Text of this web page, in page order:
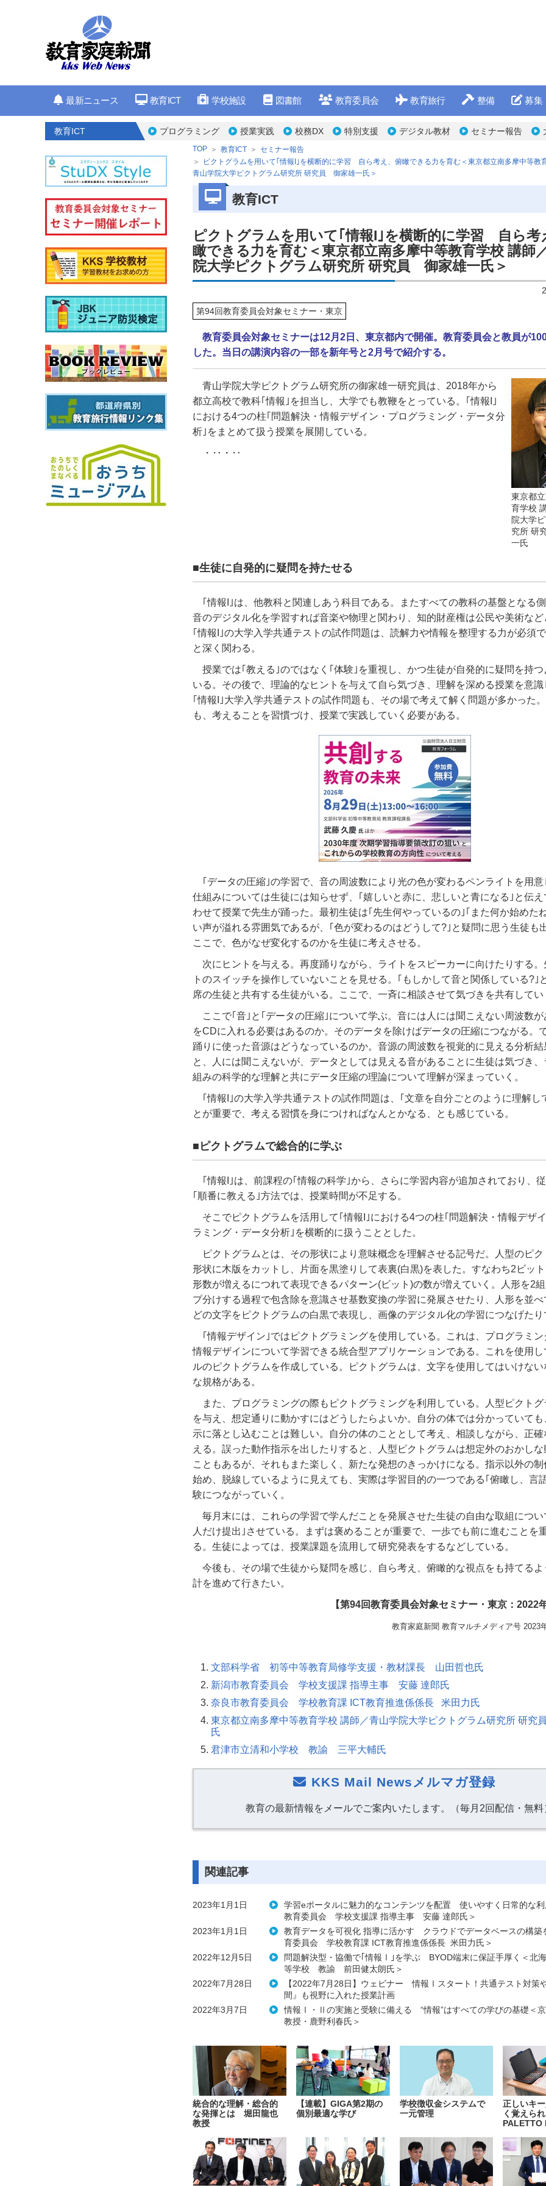
最新ニュース 教育ICT 学校施設 図書館 教育委員会 教育旅行 整備 募集
教育ICT プログラミング 授業実践 校務DX 特別支援 デジタル教材 セミナー報告
TOP 教育ICT
セミナー報告
ピクトグラムを用いて｢情報I｣を横断的に学習 自ら考え、俯瞰できる力を育む＜東京都立南多摩中等教
青山学院大学ピクトグラム研究所 研究員 御家雄一氏＞
教育ICT
ピクトグラムを用いて｢情報I｣を横断的に学習 自ら考
瞰できる力を育む＜東京都立南多摩中等教育学校 講師
院大学ピクトグラム研究所 研究員 御家雄一氏＞
第94回教育委員会対象セミナー・東京
教育委員会対象セミナーは12月2日、東京都内で開催。教育委員会と教員が
した。当日の講演内容の一部を新年号と2月号で紹介する。
東京都
育学校
院大学
究所 研
一氏
青山学院大学ピクトグラム研究所の御家雄一研究員は、 2018年から
都立高校で教科｢情報｣を担当し、大学でも教鞭をとっている。｢情報 ｣
における4つの柱｢問題解決・情報デザイン・プログラミング・データ分
析｣をまとめて扱う授業を展開している。
・‥・‥
■生徒に自発的に疑問を持たせる
｢情報 ｣は、他教科と関連しあう科目である。またすべての教科の基盤となる
音のデジタル化を学習すれば音楽や物理と関わり、知的財産権は公民や美術な
｢情報 ｣の大学入学共通テストの試作問題は、読解力や情報を整理する力が必須
と深く関わる。
授業では｢教える｣のではなく｢体験｣を重視し、かつ生徒が自発的に疑問を持
いる。その後で、理論的なヒントを与えて自ら気づき、理解を深める授業を意
｢情報 ｣大学入学共通テストの試作問題も、その場で考えて解く問題が多かった
も、考えることを習慣づけ、授業で実践していく必要がある。
｢データの圧縮｣の学習で、音の周波数により光の色が変わるペンライトを用
仕組みについては生徒には知らせず、｢嬉しいと赤に、悲しいと青になる｣と伝
わせて授業で先生が踊った。最初生徒は｢先生何やっているの｣｢また何か始めた
い声が溢れる雰囲気であるが、｢色が変わるのはどうして? ｣と疑問に思う生徒も
ここで、色がなぜ変化するのかを生徒に考えさせる。
次にヒントを与える。再度踊りながら、ライトをスピーカーに向けたりする
トのスイッチを操作していないことを見せる。｢もしかして音と関係している? ｣
席の生徒と共有する生徒がいる。ここで、一斉に相談させて気づきを共有してい
ここで｢音｣と｢データの圧縮｣について学ぶ。音には人には聞こえない周波数
をCDに入れる必要はあるのか。そのデータを除けばデータの圧縮につながる。
踊りに使った音源はどうなっているのか。音源の周波数を視覚的に見える分析
と、人には聞こえないが、データとしては見える音があることに生徒は気づき
組みの科学的な理解と共にデータ圧縮の理論について理解が深まっていく。
｢情報 ｣の大学入学共通テストの試作問題は、｢文章を自分ごとのように理解し
とが重要で、考える習慣を身につければなんとかなる、とも感じている。
■ピクトグラムで総合的に学ぶ
｢情報 ｣は、前課程の｢情報の科学｣から、さらに学習内容が追加されており、
｢順番に教える｣方法では、授業時間が不足する。
そこでピクトグラムを活用して｢情報 ｣における4つの柱｢問題解決・情報デザ
ラミング・データ分析｣を横断的に扱うこととした。
ピクトグラムとは、その形状により意味概念を理解させる記号だ。人型のピ
形状に木版をカットし、片面を黒塗りして表裏(白黒)を表した。すなわち2 ビッ
形数が増えるにつれて表現できるパターン(ビット )の数が増えていく。人形を2
プ分けする過程で包含除を意識させ基数変換の学習に発展させたり、人形を並べ
どの文字をピクトグラムの白黒で表現し、画像のデジタル化の学習につなげた
｢情報デザイン｣ではピクトグラミングを使用している。これは、プログラミ
情報デザインについて学習できる統合型アプリケーションである。これを使用
ルのピクトグラムを作成している。ピクトグラムは、文字を使用してはいけな
な規格がある。
また、プログラミングの際もピクトグラミングを利用している。人型ピクト
を与え、想定通りに動かすにはどうしたらよいか。自分の体では分かっていて
示に落とし込むことは難しい。自分の体のこととして考え、相談しながら、正
える。誤った動作指示を出したりすると、人型ピクトグラムは想定外のおかし
こともあるが、それもまた楽しく、新たな発想のきっかけになる。指示以外の
始め、脱線しているように見えても、実際は学習目的の一つである｢俯瞰し、言
験につながっていく。
毎月末には、これらの学習で学んだことを発展させた生徒の自由な取組につい
人だけ提出｣させている。まずは褒めることが重要で、一歩でも前に進むことを
る。生徒によっては、授業課題を流用して研究発表をするなどしている。
今後も、その場で生徒から疑問を感じ、自ら考え、俯瞰的な視点をも持てる
計を進めて行きたい。
【第94回教育委員会対象セミナー・東京：2022
教育家庭新聞 教育マルチメディア号 2023
文部科学省 初等中等教育局修学支援・教材課長 山田哲也氏
新潟市教育委員会 学校支援課 指導主事 安藤 達郎氏
奈良市教育委員会 学校教育課 ICT教育推進係係長
米田力氏
東京都立南多摩中等教育学校 講師／青山学院大学ピクトグラム研究所 研
氏
君津市立清和小学校 教諭 三平大輔氏
KKS Mail Newsメルマガ登録
教育の最新情報をメールでご案内いたします。（毎月2回配信・無料
関連記事
2023年1月1日
学習eポータルに魅力的なコンテンツを配置 使いやすく日常的な
教育委員会 学校支援課 指導主事 安藤 達郎氏＞
2023年1月1日
教育データを可視化 指導に活かす クラウドでデータベースの構築
育委員会 学校教育課 ICT教育推進係係長 米田力氏＞
2022年12月5日
問題解決型・協働で｢情報Ⅰ｣を学ぶ BYOD端末に保証手厚く＜北
等学校 教諭 前田健太朗氏＞
2022年7月28日
【2022年7月28日】ウェビナー 情報Ⅰスタート！共通テスト対策
間』も視野に入れた授業計画
2022年3月7日
情報Ⅰ・Ⅱの実施と受験に備える “情報”はすべての学びの基礎＜
教授・鹿野利春氏＞
統合的な理解・総合的
な発揮とは 堀田龍也
教授
【連載】GIGA第2期の
個別最適な学び
学校徴収金システムで
一元管理
正しいキ
く覚えら